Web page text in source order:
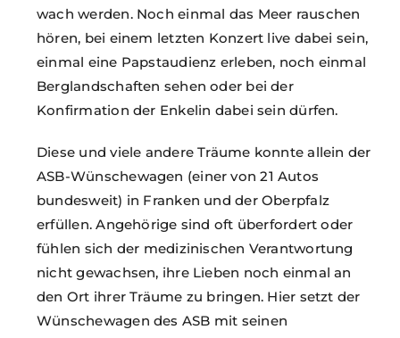
wach werden. Noch einmal das Meer rauschen
hören, bei einem letzten Konzert live dabei sein,
einmal eine Papstaudienz erleben, noch einmal
Berglandschaften sehen oder bei der
Konfirmation der Enkelin dabei sein dürfen.
Diese und viele andere Träume konnte allein der
ASB-Wünschewagen (einer von 21 Autos
bundesweit) in Franken und der Oberpfalz
erfüllen. Angehörige sind oft überfordert oder
fühlen sich der medizinischen Verantwortung
nicht gewachsen, ihre Lieben noch einmal an
den Ort ihrer Träume zu bringen. Hier setzt der
Wünschewagen des ASB mit seinen